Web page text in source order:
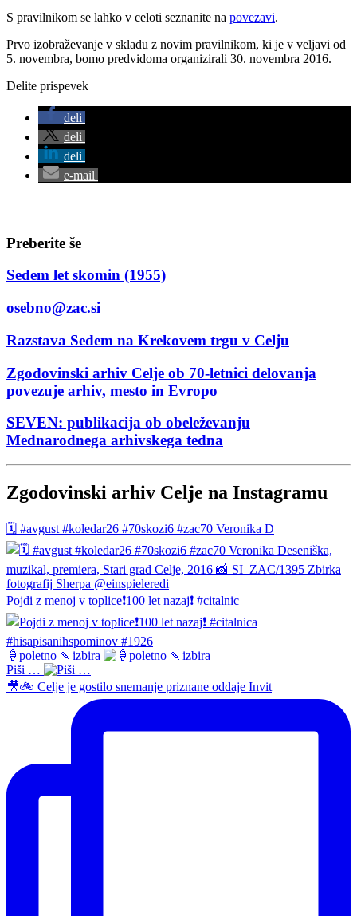
S pravilnikom se lahko v celoti seznanite na povezavi.
Prvo izobraževanje v skladu z novim pravilnikom, ki je v veljavi od
5. novembra, bomo predvidoma organizirali 30. novembra 2016.
Delite prispevek
deli
deli
deli
e-mail
Preberite še
Sedem let skomin (1955)
osebno@zac.si
Razstava Sedem na Krekovem trgu v Celju
Zgodovinski arhiv Celje ob 70-letnici delovanja
povezuje arhiv, mesto in Evropo
SEVEN: publikacija ob obeleževanju
Mednarodnega arhivskega tedna
Zgodovinski arhiv Celje na Instagramu
🗓️ #avgust #koledar26 #70skozi6 #zac70 Veronika D
Pojdi z menoj v toplice❗️100 let nazaj❗️ #citalnic
🍦poletno 🍡izbira
Piši …
🎥🚲 Celje je gostilo snemanje priznane oddaje Invit